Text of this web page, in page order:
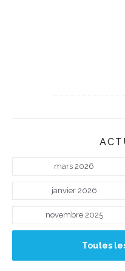
mars 2026
janvier 2026
novembre 2025
Toutes